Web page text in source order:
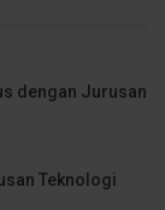
dengan Jurusan
Teknologi